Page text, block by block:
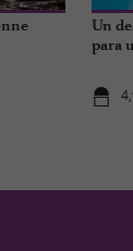
Un
para